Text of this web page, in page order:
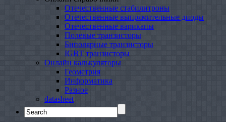
Отечественные стабилитроны
Отечественные выпрямительные диоды
Отечественные варикапы
Полевые транзисторы
Биполярные транзисторы
IGBT транзисторы
Онлайн калькуляторы
Геометрия
Информатика
Разное
datasheet
Search
for: